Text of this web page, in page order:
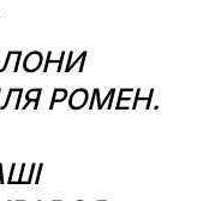
РОМЕН.